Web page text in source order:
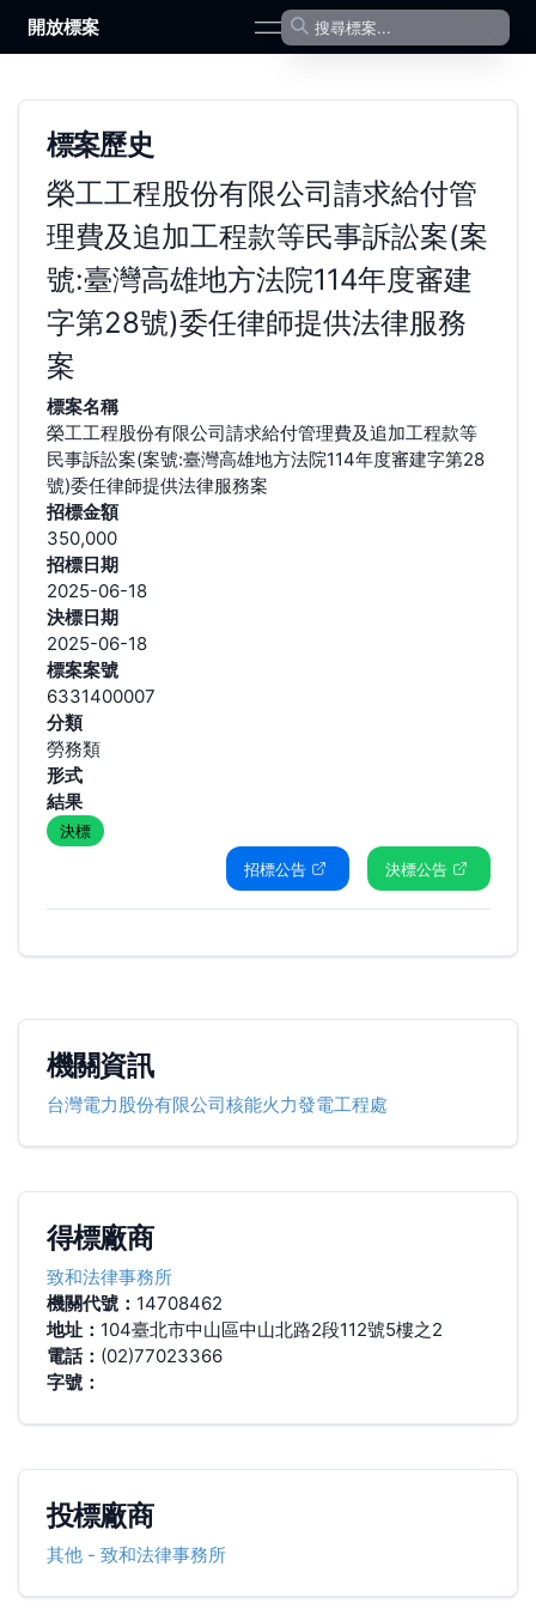
開放標案 open navigation menu
標案歷史
榮工工程股份有限公司請求給付管
理費及追加工程款等民事訴訟案(案
號:臺灣高雄地方法院114年度審建
字第28號)委任律師提供法律服務
案
標案名稱
榮工工程股份有限公司請求給付管理費及追加工程款等
民事訴訟案(案號:臺灣高雄地方法院114年度審建字第28
號)委任律師提供法律服務案
招標金額
350,000
招標日期
2025-06-18
決標日期
2025-06-18
標案案號
6331400007
分類
勞務類
形式
結果
決標
招標公告
決標公告
機關資訊
台灣電力股份有限公司核能火力發電工程處
得標廠商
致和法律事務所
機關代號： 14708462
地址： 104臺北市中山區中山北路2段112號5樓之2
電話： (02)77023366
字號：
投標廠商
其他- 致和法律事務所